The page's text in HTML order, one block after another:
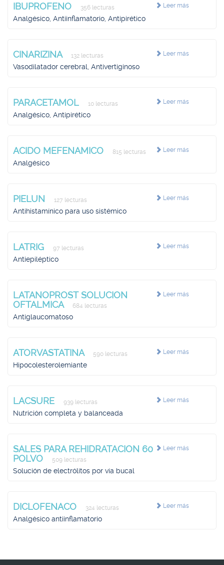
Leer más
IBUPROFENO 356 lecturas
Analgésico, Antiinflamatorio, Antipirético
Leer más
CINARIZINA 132 lecturas
Vasodilatador cerebral, Antivertiginoso
Leer más
PARACETAMOL 10 lecturas
Analgésico, Antipirético
Leer más
ACIDO MEFENAMICO 815 lecturas
Analgésico
Leer más
PIELUN 127 lecturas
Antihistamínico para uso sistémico
Leer más
LATRIG 97 lecturas
Antiepiléptico
Leer más
LATANOPROST SOLUCION
OFTALMICA
684 lecturas
Antiglaucomatoso
Leer más
ATORVASTATINA 590 lecturas
Hipocolesterolemiante
Leer más
LACSURE 939 lecturas
Nutrición completa y balanceada
Leer más
SALES PARA REHIDRATACION 60
POLVO
509 lecturas
Solución de electrólitos por vía bucal
Leer más
DICLOFENACO 324 lecturas
Analgésico antiinflamatorio